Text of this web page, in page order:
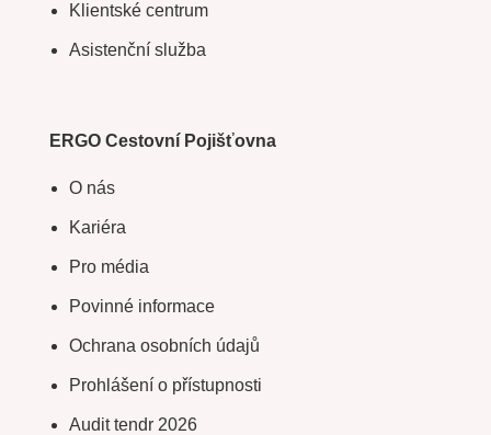
Klientské centrum
Asistenční služba
ERGO Cestovní Pojišťovna
O nás
Kariéra
Pro média
Povinné informace
Ochrana osobních údajů
Prohlášení o přístupnosti
Audit tendr 2026